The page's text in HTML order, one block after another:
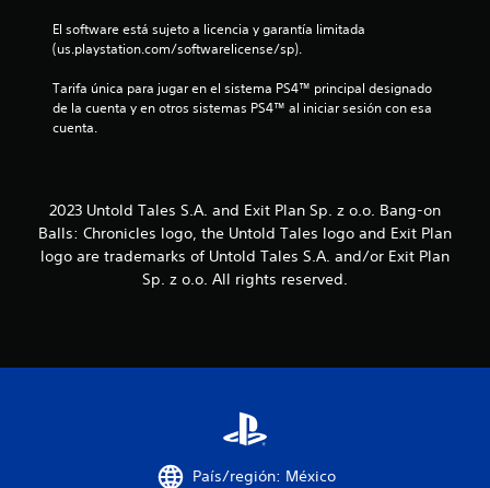
El software está sujeto a licencia y garantía limitada
(us.playstation.com/softwarelicense/sp).
Tarifa única para jugar en el sistema PS4™ principal designado
de la cuenta y en otros sistemas PS4™ al iniciar sesión con esa
cuenta.
2023 Untold Tales S.A. and Exit Plan Sp. z o.o. Bang-on
Balls: Chronicles logo, the Untold Tales logo and Exit Plan
logo are trademarks of Untold Tales S.A. and/or Exit Plan
Sp. z o.o. All rights reserved.
País/región: México